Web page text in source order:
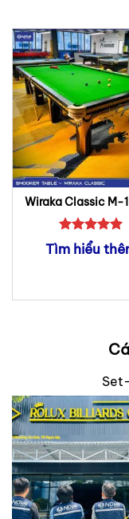
Wiraka Classic M-
Bida Snooker
Được xếp
hạng55
Tìm hiểu